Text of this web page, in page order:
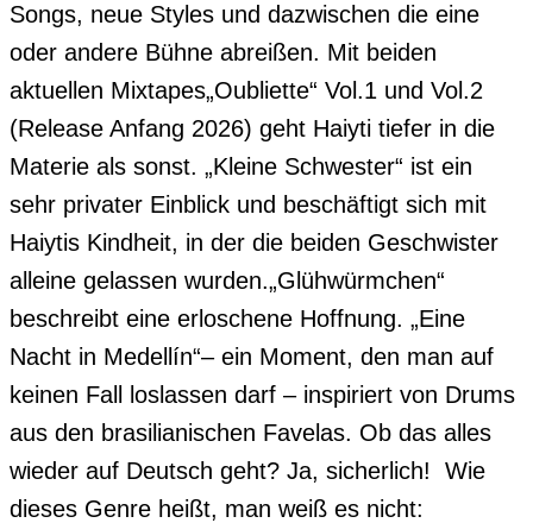
Songs, neue Styles und dazwischen die eine
oder andere Bühne abreißen. Mit beiden
aktuellen Mixtapes„Oubliette“ Vol.1 und Vol.2
(Release Anfang 2026) geht Haiyti tiefer in die
Materie als sonst. „Kleine Schwester“ ist ein
sehr privater Einblick und beschäftigt sich mit
Haiytis Kindheit, in der die beiden Geschwister
alleine gelassen wurden.„Glühwürmchen“
beschreibt eine erloschene Hoffnung. „Eine
Nacht in Medellín“– ein Moment, den man auf
keinen Fall loslassen darf – inspiriert von Drums
aus den brasilianischen Favelas. Ob das alles
wieder auf Deutsch geht? Ja, sicherlich!  Wie
dieses Genre heißt, man weiß es nicht: